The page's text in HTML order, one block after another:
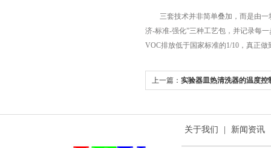
三套技术并非简单叠加，而是由一
济-标准-强化”三种工艺包，并记录每
VOC排放低于国家标准的1/10，真正
上一篇： 实验器皿热清洗器的温度控
关于我们 新闻资讯